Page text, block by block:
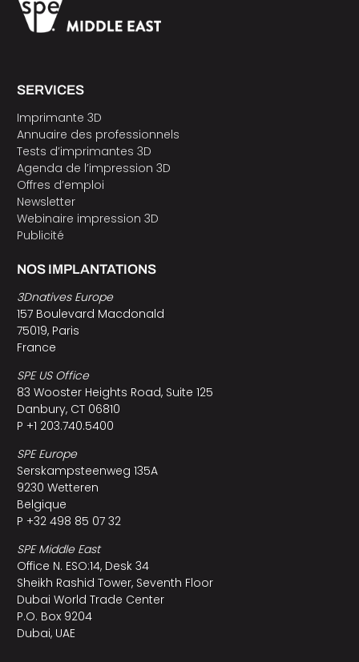
SERVICES
Imprimante 3D
Annuaire des professionnels
Tests d’imprimantes 3D
Agenda de l’impression 3D
Offres d’emploi
Newsletter
Webinaire impression 3D
Publicité
NOS IMPLANTATIONS
3Dnatives Europe
157 Boulevard Macdonald
75019, Paris
France
SPE US Office
83 Wooster Heights Road, Suite 125
Danbury, CT 06810
P +1 203.740.5400
SPE Europe
Serskampsteenweg 135A
9230 Wetteren
Belgique
P +32 498 85 07 32
SPE Middle East
Office N. ESO:14, Desk 34
Sheikh Rashid Tower, Seventh Floor
Dubai World Trade Center
P.O. Box 9204
Dubai, UAE